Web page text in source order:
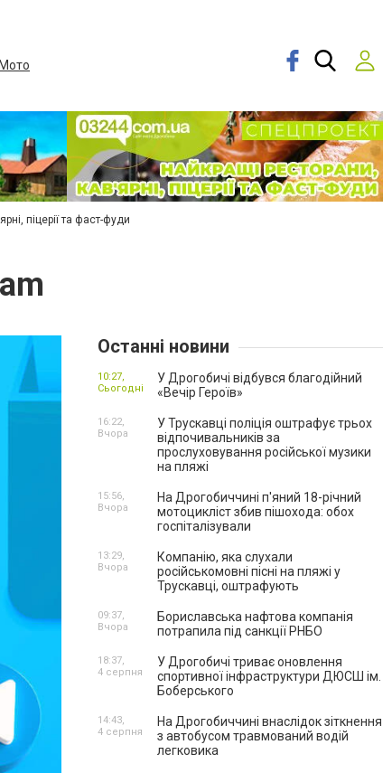
піцерії та фаст-фуди
Останні новини
У Дрогобичі відбувся благодійний
«Вечір Героїв»
10:27,
Сьогодні
У Трускавці поліція оштрафує трьох
відпочивальників за
прослуховування російської музики
на пляжі
16:22,
Вчора
На Дрогобиччині п'яний 18-річний
мотоцикліст збив пішохода: обох
госпіталізували
15:56,
Вчора
Компанію, яка слухали
російськомовні пісні на пляжі у
Трускавці, оштрафують
13:29,
Вчора
Бориславська нафтова компанія
потрапила під санкції РНБО
09:37,
Вчора
У Дрогобичі триває оновлення
спортивної інфраструктури ДЮСШ ім.
Боберського
18:37,
4 серпня
На Дрогобиччині внаслідок зіткнення
з автобусом травмований водій
легковика
14:43,
4 серпня